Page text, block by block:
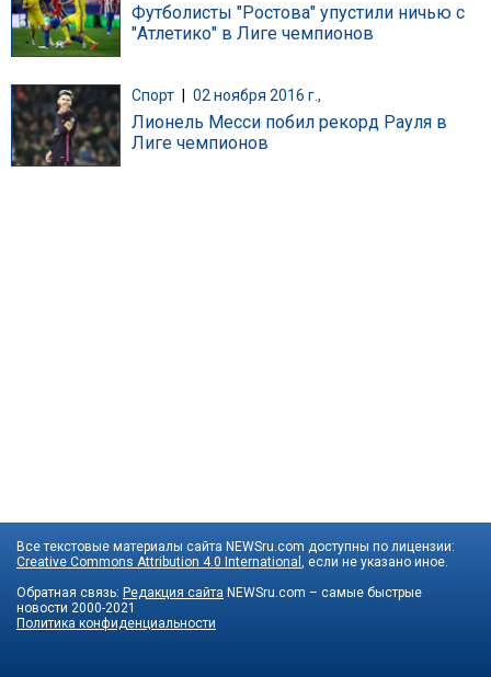
Футболисты "Ростова" упустили ничью с
"Атлетико" в Лиге чемпионов
Спорт 02 ноября 2016 г.,
Лионель Месси побил рекорд Рауля в
Лиге чемпионов
Все текстовые материалы сайта NEWSru.com доступны по лицензии:
Creative Commons Attribution 4.0 International , если не указано иное.
Обратная связь: Редакция сайта NEWSru.com – самые быстрые
новости 2000-2021
Политика конфиденциальности